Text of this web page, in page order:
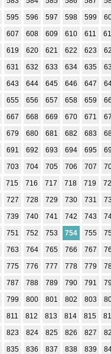
595 596 597 598 599
607 608 609 610 611
619 620 621 622 623
631 632 633 634 635
643 644 645 646 647
655 656 657 658 659
667 668 669 670 671
679 680 681 682 683
691 692 693 694 695
703 704 705 706 707
715 716 717 718 719
727 728 729 730 731
739 740 741 742 743
751 752 753 754 755
763 764 765 766 767
775 776 777 778 779
787 788 789 790 791
799 800 801 802 803
811 812 813 814 815
823 824 825 826 827
835 836 837 838 839